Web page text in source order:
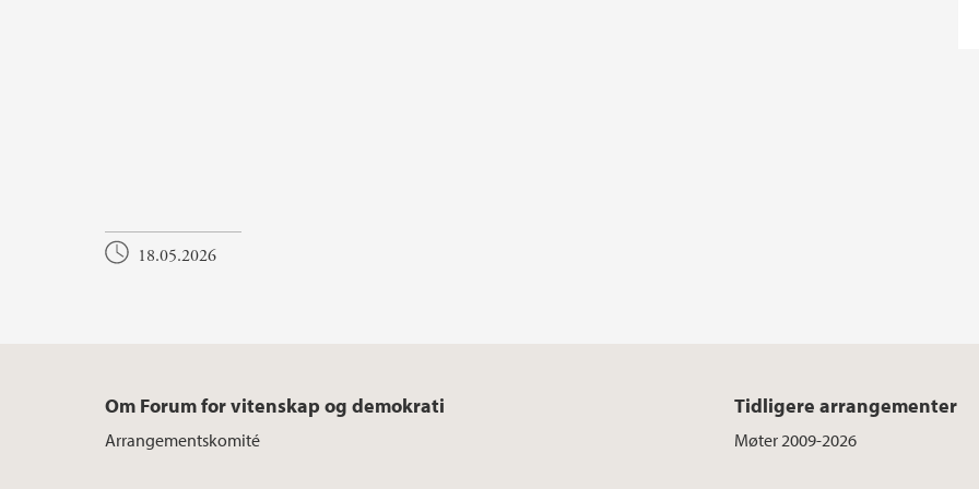
18.05.2026
Om Forum for vitenskap og demokrati
Arrangementskomité
Tidligere arrangementer
Møter 2009-2026